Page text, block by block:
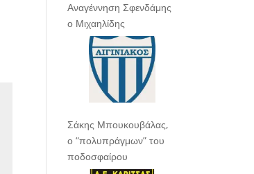
Αναγέννηση Σφενδάμης
ο Μιχαηλίδης
Σάκης Μπουκουβάλας,
ο “πολυπράγμων” του
ποδοσφαίρου